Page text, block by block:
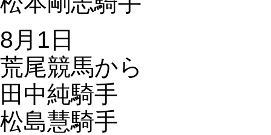
8月1日
荒尾競馬から
田中純騎手
松島慧騎手